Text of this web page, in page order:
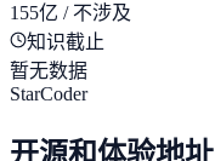
155亿 / 不涉及
知识截止
暂无数据
StarCoder
开源和体验地址